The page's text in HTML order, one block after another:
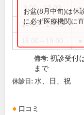
9:00～12:00 ●
14:00～17:00
お盆(8月中旬)は休
に必ず医療機関に
備考: 初診受付
まで
休診日: 水、日、祝
口コミ